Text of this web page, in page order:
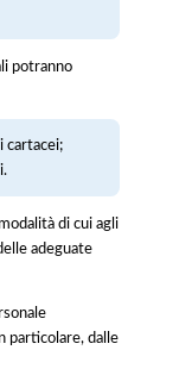
potranno
cartacei;
di cui agli
adeguate
particolare, dalle